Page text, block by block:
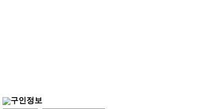
구인정보